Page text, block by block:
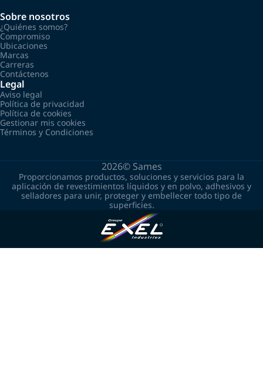
Sobre nosotros
¿Quiénes somos?
Compromiso
Ubicaciones
Marcas
Carreras
Contáctenos
Legal
Aviso legal
Política de privacidad
Política de cookies
Gestionar mis cookies
Términos y Condiciones
2026© Sames
Proporcionamos productos, soluciones y servicios para la
aplicación de revestimientos líquidos y en polvo, adhesivos y
selladores para unir, proteger y embellecer todo tipo de
superficies.